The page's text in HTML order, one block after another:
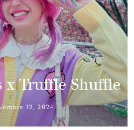
x Truffle Shuffle
12, 2024